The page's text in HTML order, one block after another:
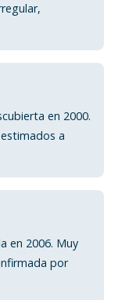
en 2000.
a
en 2006. Muy
por